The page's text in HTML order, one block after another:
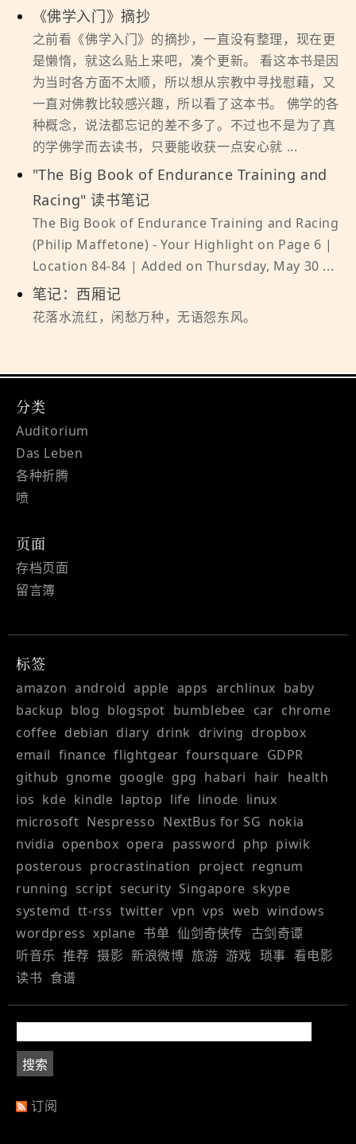
《佛学入门》摘抄
之前看《佛学入门》的摘抄，一直没有整理，现在更
是懒惰，就这么贴上来吧，凑个更新。 看这本书是因
为当时各方面不太顺，所以想从宗教中寻找慰藉，又
一直对佛教比较感兴趣，所以看了这本书。 佛学的各
种概念，说法都忘记的差不多了。不过也不是为了真
的学佛学而去读书，只要能收获一点安心就 ...
"The Big Book of Endurance Training and
Racing" 读书笔记
The Big Book of Endurance Training and Racing
(Philip Maffetone) - Your Highlight on Page 6 |
Location 84-84 | Added on Thursday, May 30 ...
笔记：西厢记
花落水流红，闲愁万种，无语怨东风。
分类
Auditorium
Das Leben
各种折腾
喷
页面
存档页面
留言簿
标签
amazon android apple apps archlinux baby
backup blog blogspot bumblebee car chrome
coffee debian diary drink driving dropbox
email finance flightgear foursquare GDPR
github gnome google gpg habari hair health
ios kde kindle laptop life linode linux
microsoft Nespresso NextBus for SG nokia
nvidia openbox opera password php piwik
posterous procrastination project regnum
running script security Singapore skype
systemd tt-rss twitter vpn vps web windows
wordpress xplane 书单 仙剑奇侠传 古剑奇谭
听音乐 推荐 摄影 新浪微博 旅游 游戏 琐事 看电影
读书 食谱
订阅